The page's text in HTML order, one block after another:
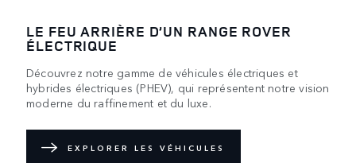
LE FEU ARRIÈRE D’UN RANGE ROVER
ÉLECTRIQUE
Découvrez notre gamme de véhicules électriques et
hybrides électriques (PHEV), qui représentent notre vision
moderne du raffinement et du luxe.
EXPLORER LES VÉHICULES